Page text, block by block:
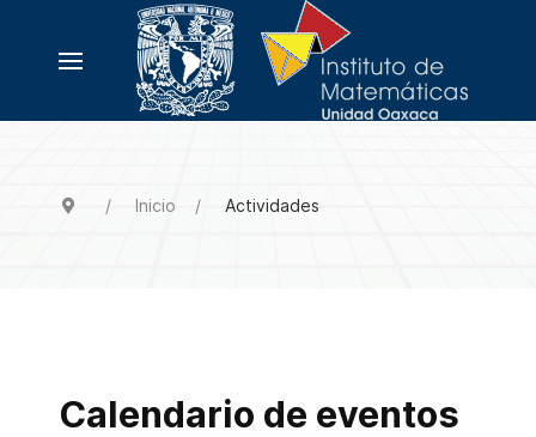
Inicio Actividades
Calendario de eventos